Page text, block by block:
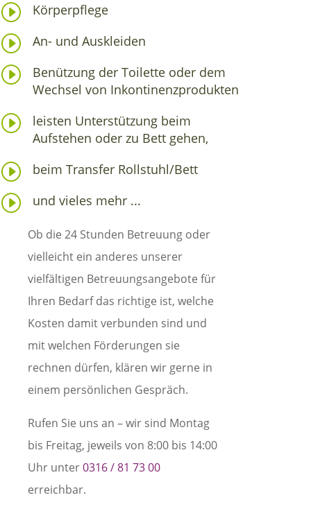
I Körperpflege
I An- und Auskleiden
I
Benützung der Toilette oder dem
Wechsel von Inkontinenzprodukten
I
leisten Unterstützung beim
Aufstehen oder zu Bett gehen,
I beim Transfer Rollstuhl/Bett
I und vieles mehr ...
Ob die 24 Stunden Betreuung oder
vielleicht ein anderes unserer
vielfältigen Betreuungsangebote für
Ihren Bedarf das richtige ist, welche
Kosten damit verbunden sind und
mit welchen Förderungen sie
rechnen dürfen, klären wir gerne in
einem persönlichen Gespräch.
Rufen Sie uns an – wir sind Montag
bis Freitag, jeweils von 8:00 bis 14:00
Uhr unter0316 / 81 73 00
erreichbar.